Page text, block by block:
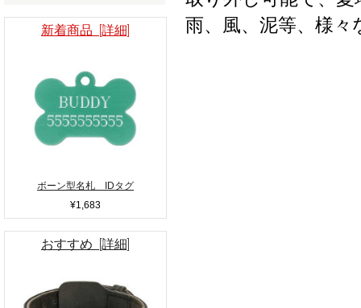
新着商品 [詳細]
ボーン型名札 IDタグ
¥1,683
おすすめ [詳細]
雨、風、泥等、様